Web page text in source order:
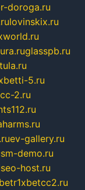
doroga.ru
lovinskix.ru
glasspb.ru
5.ru
2.ru
ev-gallery.ru
demo.ru
host.ru